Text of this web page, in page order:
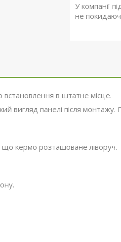
У компанії
не
в штатне місце.
вигляд панелі після монтажу.
що кермо розташоване ліворуч.